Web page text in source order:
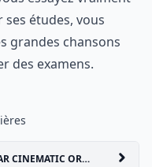
études, vous
grandes chansons
des examens.
ORCHESTRA